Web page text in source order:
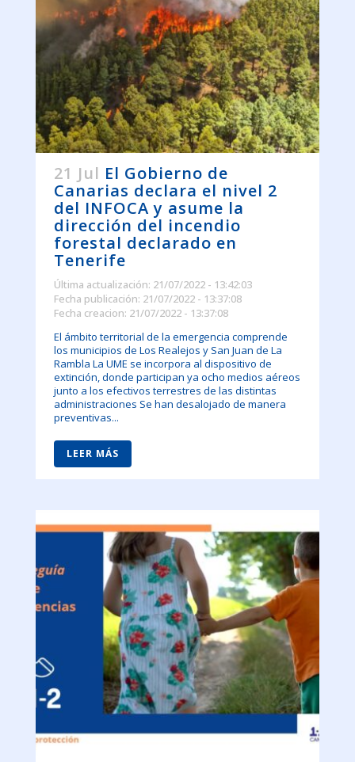
21 Jul El Gobierno de
Canarias declara el nivel 2
del INFOCA y asume la
dirección del incendio
forestal declarado en
Tenerife
Última actualización: 21/07/2022 - 13:42:03
Fecha publicación: 21/07/2022 - 13:37:08
Fecha creacion: 21/07/2022 - 13:37:08
El ámbito territorial de la emergencia comprende
los municipios de Los Realejos y San Juan de La
Rambla La UME se incorpora al dispositivo de
extinción, donde participan ya ocho medios aéreos
junto a los efectivos terrestres de las distintas
administraciones Se han desalojado de manera
preventivas...
LEER MÁS